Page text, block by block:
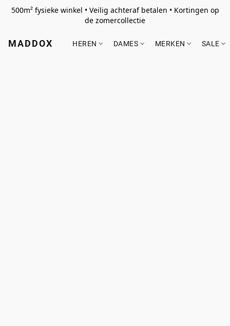
500m² fysieke winkel • Veilig achteraf betalen • Kortingen op
de zomercollectie
MADDOX HEREN DAMES MERKEN SALE